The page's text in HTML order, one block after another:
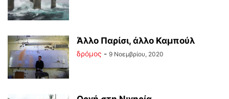
Άλλο Παρίσι, άλλο Καμπούλ
δρόμος - 9 Νοεμβρίου, 2020